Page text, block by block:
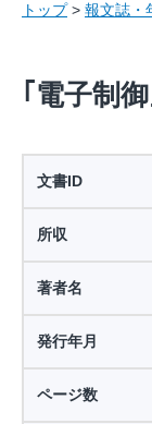
トップ> 報文誌・
｢電子制
文書ID
所収
著者名
発行年月
ページ数